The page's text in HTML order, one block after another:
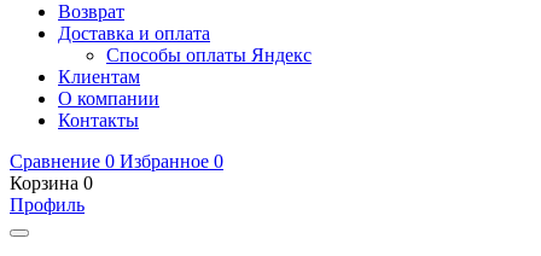
Возврат
Доставка и оплата
Способы оплаты Яндекс
Клиентам
О компании
Контакты
Сравнение 0 Избранное 0
Корзина 0
Профиль